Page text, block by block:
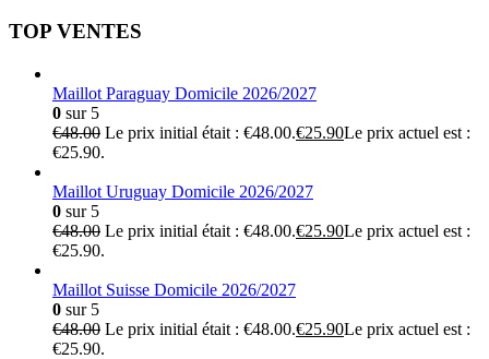
TOP VENTES
Maillot Paraguay Domicile 2026/2027
0 sur 5
€48.00 Le prix initial était : €48.00.€25.90Le prix actuel est :
€25.90.
Maillot Uruguay Domicile 2026/2027
0 sur 5
€48.00 Le prix initial était : €48.00.€25.90Le prix actuel est :
€25.90.
Maillot Suisse Domicile 2026/2027
0 sur 5
€48.00 Le prix initial était : €48.00.€25.90Le prix actuel est :
€25.90.